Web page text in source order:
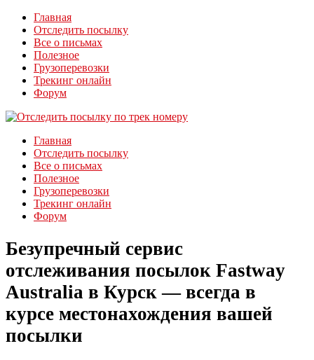
Главная
Отследить посылку
Все о письмах
Полезное
Грузоперевозки
Трекинг онлайн
Форум
Главная
Отследить посылку
Все о письмах
Полезное
Грузоперевозки
Трекинг онлайн
Форум
Безупречный сервис
отслеживания посылок Fastway
Australia в Курск — всегда в
курсе местонахождения вашей
посылки